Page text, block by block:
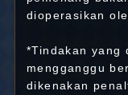
dioperasikan
*Tindakan yang
mengganggu
dikenakan